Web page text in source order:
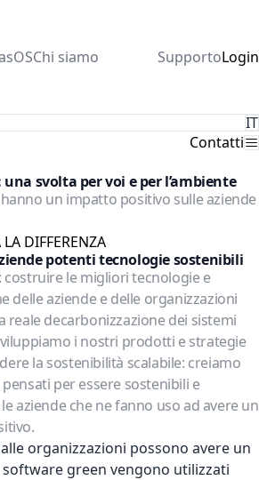
Chi siamo SupportoLogin
IT
Contatti
svolta per voi e per l’ambiente
un impatto positivo sulle aziende
DIFFERENZA
potenti tecnologie sostenibili
le migliori tecnologie e
delle aziende e delle organizzazioni
reale decarbonizzazione dei sistemi
i nostri prodotti e strategie
la sostenibilità scalabile: creiamo
per essere sostenibili e
aziende che ne fanno uso ad avere un
organizzazioni possono avere un
green vengono utilizzati